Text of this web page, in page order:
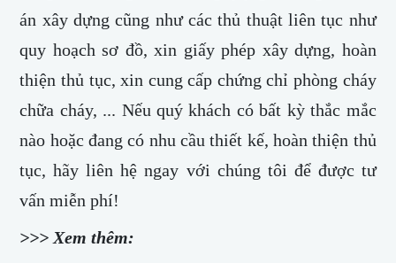
án xây dựng cũng như các thủ thuật liên tục như
quy hoạch sơ đồ, xin giấy phép xây dựng, hoàn
thiện thủ tục, xin cung cấp chứng chỉ phòng cháy
chữa cháy, ... Nếu quý khách có bất kỳ thắc mắc
nào hoặc đang có nhu cầu thiết kế, hoàn thiện thủ
tục, hãy liên hệ ngay với chúng tôi để được tư
vấn miễn phí!
>>> Xem thêm: